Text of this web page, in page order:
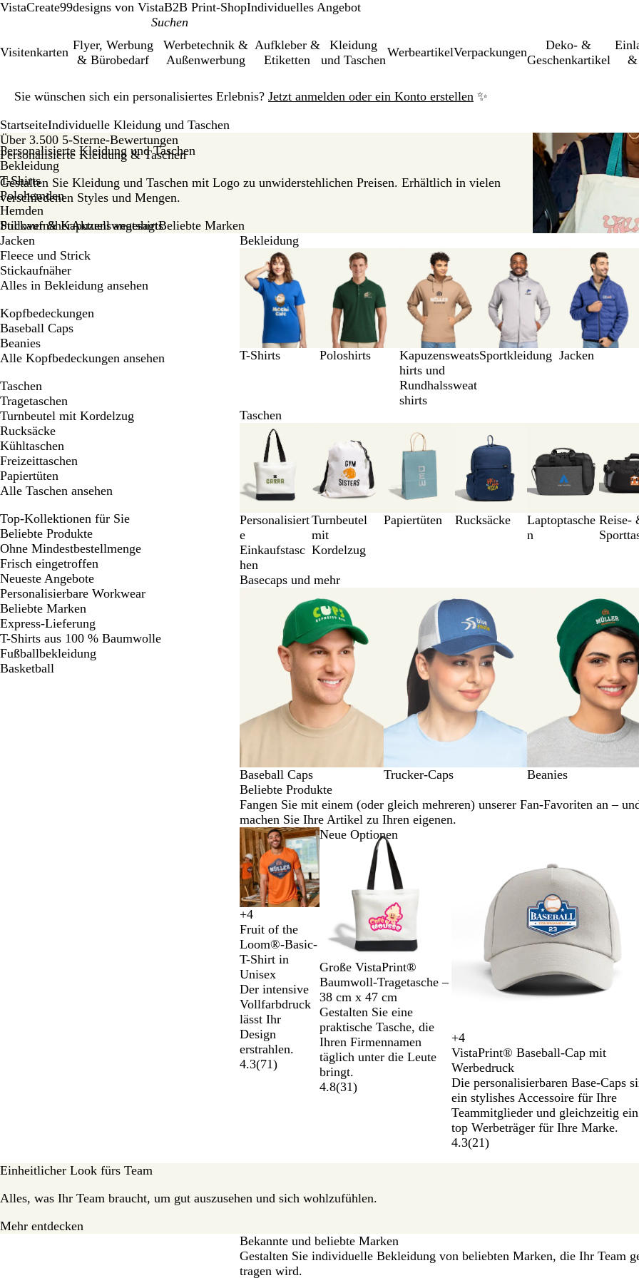
VistaCreate99designs von VistaB2B Print-ShopIndividuelles Angebot
Visitenkarten
Flyer, Werbung
& Bürobedarf
Werbetechnik &
Außenwerbung
Aufkleber &
Etiketten
Kleidung
und Taschen
WerbeartikelVerpackungen
Deko- &
Geschenkartikel
&
Sie wünschen sich ein personalisiertes Erlebnis? Jetzt anmelden oder ein Konto erstellen ✨
1
StartseiteIndividuelle Kleidung und Taschen
Personalisierte Kleidung und Taschen
Bekleidung
T-Shirts
Polohemden
Hemden
Pullover & Kapuzensweatshirts
Jacken
Fleece und Strick
Stickaufnäher
Alles in Bekleidung ansehen
Kopfbedeckungen
Baseball Caps
Beanies
Alle Kopfbedeckungen ansehen
Taschen
Tragetaschen
Turnbeutel mit Kordelzug
Rucksäcke
Kühltaschen
Freizeittaschen
Papiertüten
Alle Taschen ansehen
Top-Kollektionen für Sie
Beliebte Produkte
Ohne Mindestbestellmenge
Frisch eingetroffen
Neueste Angebote
Personalisierbare Workwear
Beliebte Marken
Express-Lieferung
T-Shirts aus 100 % Baumwolle
Fußballbekleidung
Basketball
Über 3.500 5-Sterne-Bewertungen
Personalisierte Kleidung & Taschen
Gestalten Sie Kleidung und Taschen mit Logo zu unwiderstehlichen Preisen. Erhältlich in vielen
verschiedenen Styles und Mengen.
StickaufnäherAktuell angesagtBeliebte Marken
Bekleidung
T-Shirts Poloshirts
Kapuzensweats
hirts und
Rundhalssweat
shirts
Sportkleidung Jacken
Galeriebilder
bis
Taschen
Personalisiert
e
Einkaufstasc
hen
Turnbeutel
mit
Kordelzug
Papiertüten Rucksäcke
Laptoptasche
n
Reise-
Galeriebilder
von
Basecaps und mehr
Baseball Caps Trucker-Caps Beanies
Beliebte Produkte
Fangen Sie mit einem (oder gleich mehreren) unserer Fan-Favoriten an –
machen Sie Ihre Artikel zu Ihren eigenen.
S
c
h
w
a
r
z
W
e
i
ß
O
r
a
n
g
e
K
ö
n
i
g
s
b
l
a
u
+4
Fruit of the
Loom®-Basic-
T-Shirt in
Unisex
Der intensive
Vollfarbdruck
lässt Ihr
Design
erstrahlen.
4.3(71)
Neue Optionen
Z
w
e
i
f
a
r
b
i
w
a
N
a
t
u
r
Große VistaPrint®
Baumwoll-Tragetasche –
38 cm x 47 cm
Gestalten Sie eine
praktische Tasche, die
Ihren Firmennamen
täglich unter die Leute
bringt.
4.8(31)
W
a
l
d
g
r
ü
n
K
ö
n
i
g
s
b
l
D
u
n
k
e
l
g
r
W
e
i
ß
+4
VistaPrint® Baseball-Cap mit
Werbedruck
Die personalisierbaren Base-Caps
ein stylishes Accessoire für Ihre
Teammitglieder und gleichzeitig ein
top Werbeträger für Ihre Marke.
4.3(21)
Galeriebilder
1
bis
2
von
6
Einheitlicher Look fürs Team
Alles, was Ihr Team braucht, um gut auszusehen und sich wohlzufühlen.
Mehr entdecken
Bekannte und beliebte Marken
Gestalten Sie individuelle Bekleidung von beliebten Marken, die Ihr Team
tragen wird.